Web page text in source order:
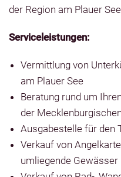
der Region am Plauer
Serviceleistungen:
Vermittlung von
am Plauer See
Beratung rund um
der
Ausgabestelle für den
Verkauf von
umliegende Gewässer